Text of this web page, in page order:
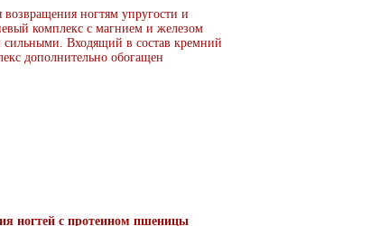
ногтям упругости и
комплекс с магнием и железом
сильными. Входящий в состав кремний
дополнительно обогащен
ногтей с протеином пшеницы